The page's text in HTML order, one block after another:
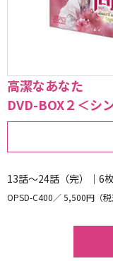
高潔なあなた
DVD-BOX２＜シ
13話～24話（完）｜6
OPSD-C400 5,500円（税